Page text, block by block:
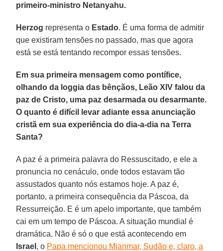
primeiro‑ministro Netanyahu.
Herzog representa o Estado. É uma forma de admitir
que existiram tensões no passado, mas que agora
está se está tentando recompor essas tensões.
Em sua primeira mensagem como pontífice,
olhando da loggia das bênçãos, Leão XIV falou da
paz de Cristo, uma paz desarmada ou desarmante.
O quanto é difícil levar adiante essa anunciação
cristã em sua experiência do dia-a-dia na Terra
Santa?
A paz é a primeira palavra do Ressuscitado, e ele a
pronuncia no cenáculo, onde todos estavam tão
assustados quanto nós estamos hoje. A paz é,
portanto, a primeira consequência da Páscoa, da
Ressurreição. E é um apelo importante, que também
cai em um tempo de Páscoa. A situação mundial é
dramática. Não é só o que está acontecendo em
Israel , o Papa mencionou Mianmar, Sudão e, claro, a